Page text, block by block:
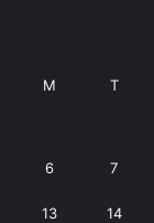
M T
6 7
13 14